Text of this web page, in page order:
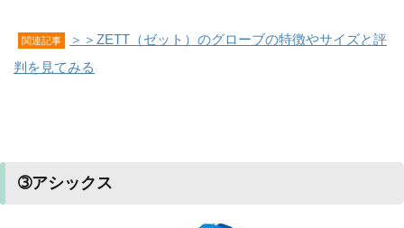
関連記事
＞＞ZETT（ゼット）のグローブの特徴やサイズと評
判を見てみる
➂アシックス